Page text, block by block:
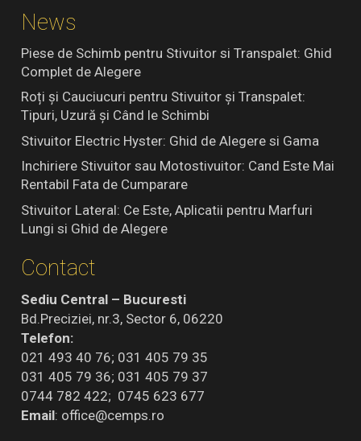
News
Piese de Schimb pentru Stivuitor si Transpalet: Ghid
Complet de Alegere
Roți și Cauciucuri pentru Stivuitor și Transpalet:
Tipuri, Uzură și Când le Schimbi
Stivuitor Electric Hyster: Ghid de Alegere si Gama
Inchiriere Stivuitor sau Motostivuitor: Cand Este Mai
Rentabil Fata de Cumparare
Stivuitor Lateral: Ce Este, Aplicatii pentru Marfuri
Lungi si Ghid de Alegere
Contact
Sediu Central – Bucuresti
Bd.Preciziei, nr.3, Sector 6, 06220
Telefon:
021 493 40 76; 031 405 79 35
031 405 79 36; 031 405 79 37
0744 782 422; 0745 623 677
Email: office@cemps.ro